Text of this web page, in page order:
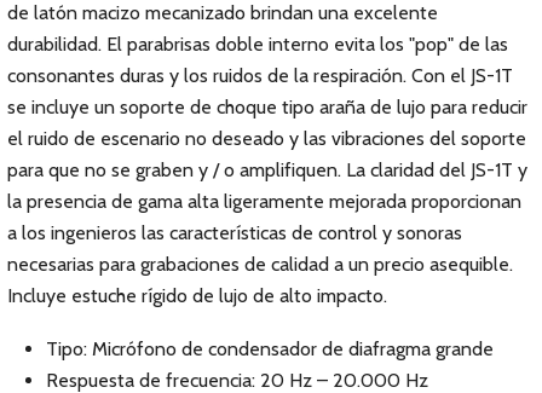
de latón macizo mecanizado brindan una excelente
durabilidad. El parabrisas doble interno evita los "pop" de las
consonantes duras y los ruidos de la respiración. Con el JS-1T
se incluye un soporte de choque tipo araña de lujo para reducir
el ruido de escenario no deseado y las vibraciones del soporte
para que no se graben y / o amplifiquen. La claridad del JS-1T y
la presencia de gama alta ligeramente mejorada proporcionan
a los ingenieros las características de control y sonoras
necesarias para grabaciones de calidad a un precio asequible.
Incluye estuche rígido de lujo de alto impacto.
Tipo: Micrófono de condensador de diafragma grande
Respuesta de frecuencia: 20 Hz – 20.000 Hz